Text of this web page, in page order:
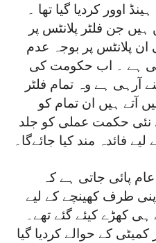
اوور کردیا گیا تھا ۔
جن فلٹر پلانٹس پر
ان پلانٹس پر بوجہ عدم
ہے ۔ اب حکومت کی
ہے وہ تمام فلٹر
آتے ہیں ان تمام کو
نئی حکمت عملی کو جلد
فائدہ مند کیا جائےگا۔
پائی جاتی ہے کہ
طرف کھینچے کے لیے
کھڑے کیئے گئے تھے۔
کے حوالے کردیا گیا